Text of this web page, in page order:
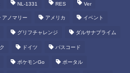
NL-1331 RES Ver
アノマリー アメリカ イベント
グリフチャレンジ ダルサナプライム
ドイツ パスコード
ポケモンGo ポータル